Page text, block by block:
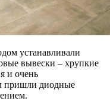
устанавливали
вывески – хрупкие
и очень
пришли диодные